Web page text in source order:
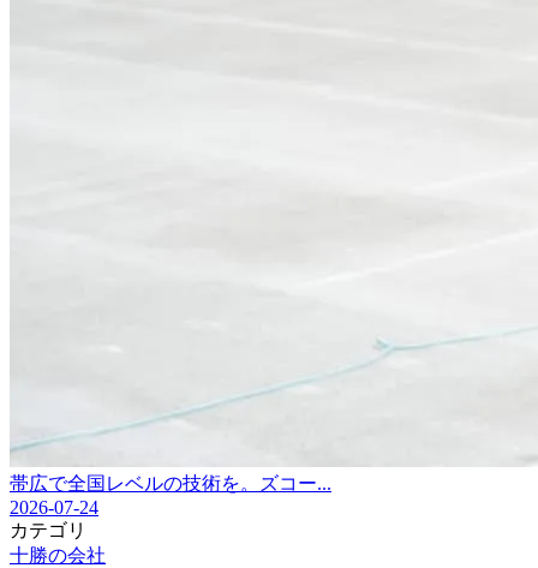
帯広で全国レベルの技術を。ズコー...
2026-07-24
カテゴリ
十勝の会社